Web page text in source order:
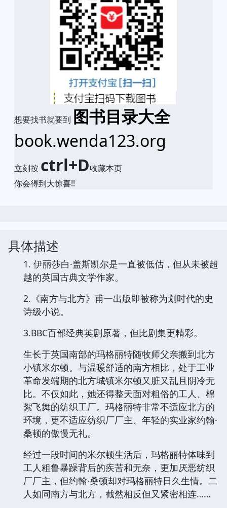
想要找书就要到 图书目录大全
book.wenda123.org
立刻按 ctrl+D收藏本页
你会得到大惊喜!!
具体描述
1. 伊丽莎白·盖斯凯尔是一直被低估，但从未被超
越的英国古典文学作家。
2.《南方与北方》甫一出版即被称为划时代的史
诗级小说。
3.BBC百部经典英剧原著，但比剧集更精彩。
生长于英国南部的玛格丽特随牧师父亲搬到北方
小镇米尔顿。与温暖舒适的南方相比，处于工业
革命发端期的北方城镇米尔顿又脏又乱且阴冷无
比。不仅如此，她还得整天面对粗俗的工人、棉
絮飞舞的纺织工厂。玛格丽特非常不适应北方的
环境，更不适应纺织厂厂主、年轻的实业家约翰·
桑顿的傲慢无礼。
经过一段时间的米尔顿生活后，玛格丽特体味到
工人粗鲁暴躁背后的疾苦和无奈，更加厌恶纺织
厂厂主，但约翰·桑顿却对玛格丽特日久生情。二
人如同南方与北方，截然相反但又紧密相连……